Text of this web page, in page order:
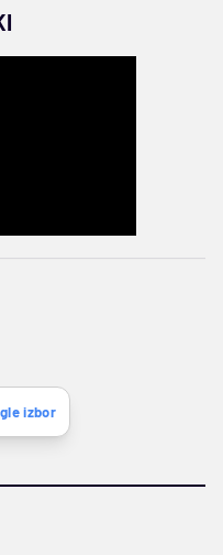
izbor